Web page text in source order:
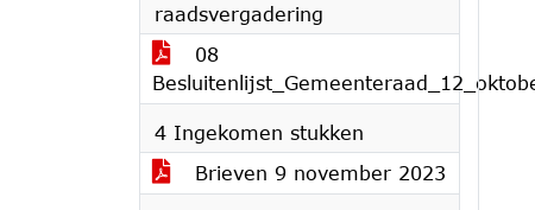
raadsvergadering
08
4 Ingekomen stukken
Brieven 9 november 2023